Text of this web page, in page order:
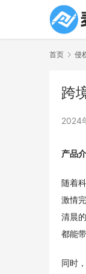
首页 侵
跨
2024
产品
随着
激情
清晨
都能
同时